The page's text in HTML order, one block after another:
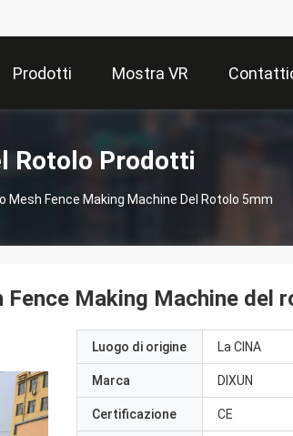
Prodotti Mostra VR
Rotolo Prodotti
Mesh Fence Making Machine Del Rotolo 5mm
Making Machine del
Luogo di origine La CINA
Marca DIXUN
Certificazione CE